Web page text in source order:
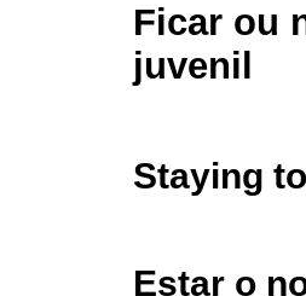
Ficar ou
juvenil
Staying
Estar o